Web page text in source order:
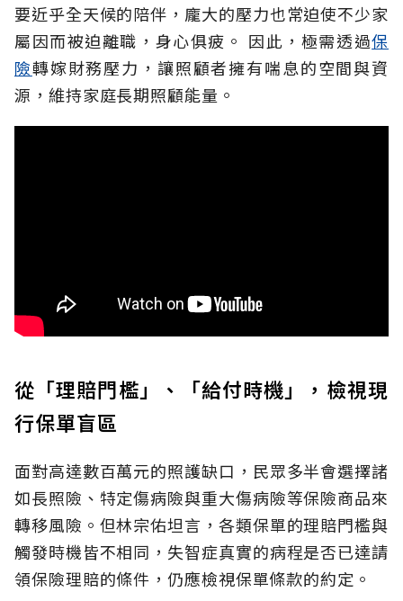
要近乎全天候的陪伴，龐大的壓力也常迫使不少家
屬因而被迫離職，身心俱疲。 因此，極需透過保
險轉嫁財務壓力，讓照顧者擁有喘息的空間與資
源，維持家庭長期照顧能量。
從「理賠門檻」、「給付時機」，檢視現
行保單盲區
面對高達數百萬元的照護缺口，民眾多半會選擇諸
如長照險、特定傷病險與重大傷病險等保險商品來
轉移風險。但林宗佑坦言，各類保單的理賠門檻與
觸發時機皆不相同，失智症真實的病程是否已達請
領保險理賠的條件，仍應檢視保單條款的約定。